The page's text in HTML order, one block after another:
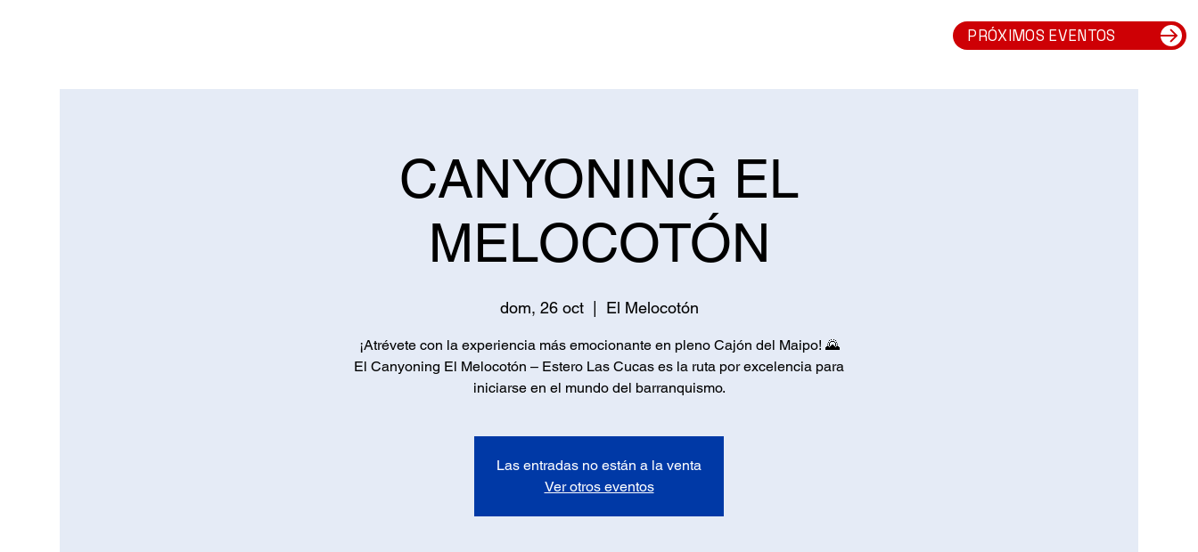
PRÓXIMOS EVENTOS
CANYONING EL
MELOCOTÓN
dom, 26 oct
  |
El Melocotón
¡Atrévete con la experiencia más emocionante en pleno Cajón del Maipo! 🌄
El Canyoning El Melocotón – Estero Las Cucas es la ruta por excelencia para
iniciarse en el mundo del barranquismo.
Las entradas no están a la venta
Ver otros eventos